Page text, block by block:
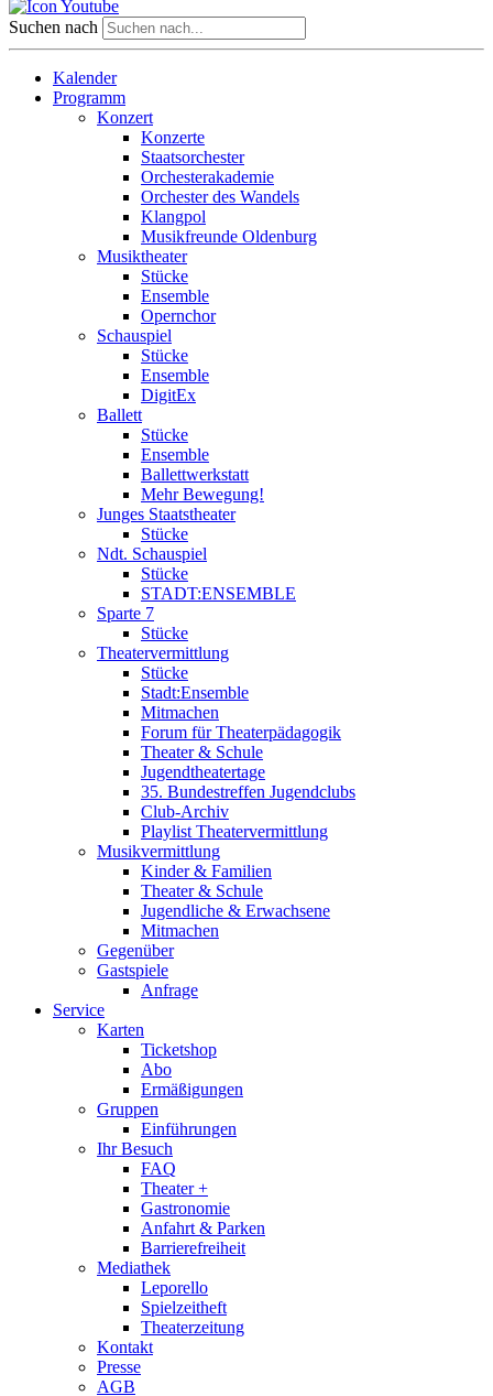
Suchen nach
Kalender
Programm
Konzert
Konzerte
Staatsorchester
Orchesterakademie
Orchester des Wandels
Klangpol
Musikfreunde Oldenburg
Musiktheater
Stücke
Ensemble
Opernchor
Schauspiel
Stücke
Ensemble
DigitEx
Ballett
Stücke
Ensemble
Ballettwerkstatt
Mehr Bewegung!
Junges Staatstheater
Stücke
Ndt. Schauspiel
Stücke
STADT:ENSEMBLE
Sparte 7
Stücke
Theatervermittlung
Stücke
Stadt:Ensemble
Mitmachen
Forum für Theaterpädagogik
Theater & Schule
Jugendtheatertage
35. Bundestreffen Jugendclubs
Club-Archiv
Playlist Theatervermittlung
Musikvermittlung
Kinder & Familien
Theater & Schule
Jugendliche & Erwachsene
Mitmachen
Gegenüber
Gastspiele
Anfrage
Service
Karten
Ticketshop
Abo
Ermäßigungen
Gruppen
Einführungen
Ihr Besuch
FAQ
Theater +
Gastronomie
Anfahrt & Parken
Barrierefreiheit
Mediathek
Leporello
Spielzeitheft
Theaterzeitung
Kontakt
Presse
AGB